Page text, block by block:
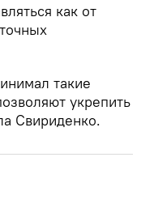
как от
такие
укрепить
Свириденко.